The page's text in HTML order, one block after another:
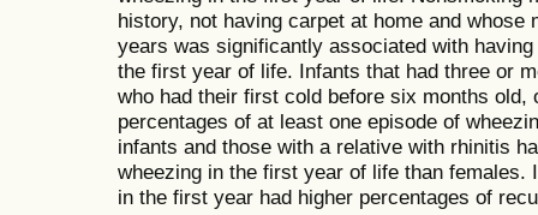
history, not having carpet at home and whose
years was significantly associated with
the first year of life. Infants that had three or
who had their first cold before six months old,
percentages of at least one episode of
infants and those with a relative with rhinitis
wheezing in the first year of life than females.
in the first year had higher percentages of